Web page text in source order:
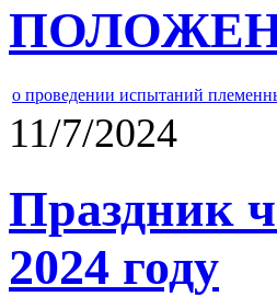
о проведении испытаний
11/7/2024
Праздник
2024 году